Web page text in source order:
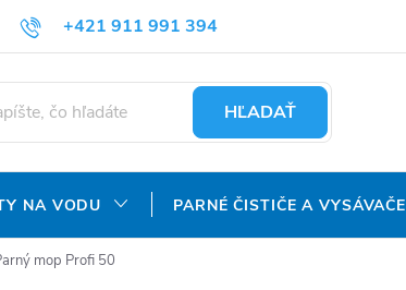
+421 911 991 394
info@aquatechnology.sk
PORIADOK OCHRANA OSOBNÝCH ÚDAJOV
HĽADAŤ
NA VODU PARNÉ ČISTIČE A VYSÁVAČE
mop Profi 50